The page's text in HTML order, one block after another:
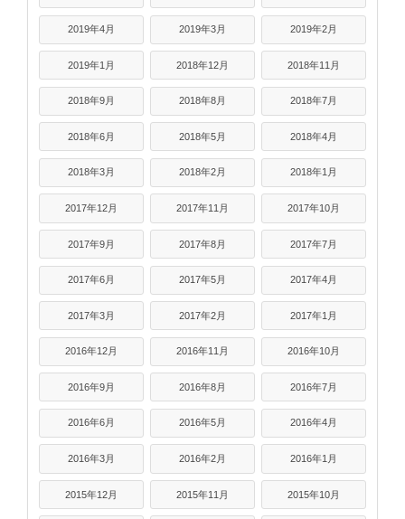
2019年4月 2019年3月 2019年2月
2019年1月 2018年12月 2018年11月
2018年9月 2018年8月 2018年7月
2018年6月 2018年5月 2018年4月
2018年3月 2018年2月 2018年1月
2017年12月 2017年11月 2017年10月
2017年9月 2017年8月 2017年7月
2017年6月 2017年5月 2017年4月
2017年3月 2017年2月 2017年1月
2016年12月 2016年11月 2016年10月
2016年9月 2016年8月 2016年7月
2016年6月 2016年5月 2016年4月
2016年3月 2016年2月 2016年1月
2015年12月 2015年11月 2015年10月